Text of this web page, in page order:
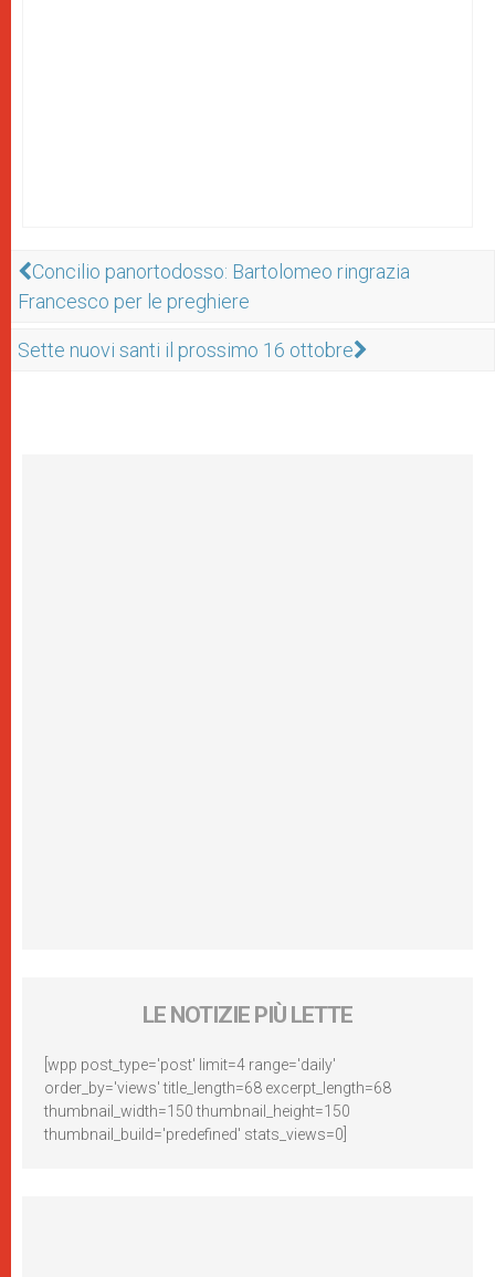
Concilio panortodosso: Bartolomeo ringrazia
Francesco per le preghiere
Sette nuovi santi il prossimo 16 ottobre
LE NOTIZIE PIÙ LETTE
[wpp post_type='post' limit=4 range='daily'
order_by='views' title_length=68 excerpt_length=68
thumbnail_width=150 thumbnail_height=150
thumbnail_build='predefined' stats_views=0]